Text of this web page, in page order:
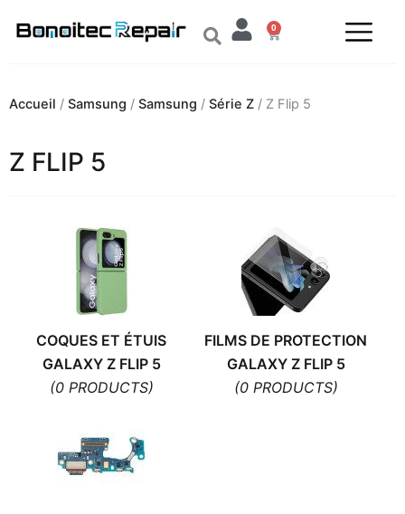
0
Panier
Accueil / Samsung / Samsung / Série Z / Z Flip 5
Z FLIP 5
COQUES ET ÉTUIS
GALAXY Z FLIP 5
(0 PRODUCTS)
FILMS DE PROTECTION
GALAXY Z FLIP 5
(0 PRODUCTS)